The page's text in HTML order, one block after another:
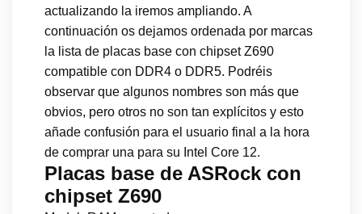
actualizando la iremos ampliando. A
continuación os dejamos ordenada por marcas
la lista de placas base con chipset Z690
compatible con DDR4 o DDR5. Podréis
observar que algunos nombres son más que
obvios, pero otros no son tan explícitos y esto
añade confusión para el usuario final a la hora
de comprar una para su Intel Core 12.
Placas base de ASRock con
chipset Z690